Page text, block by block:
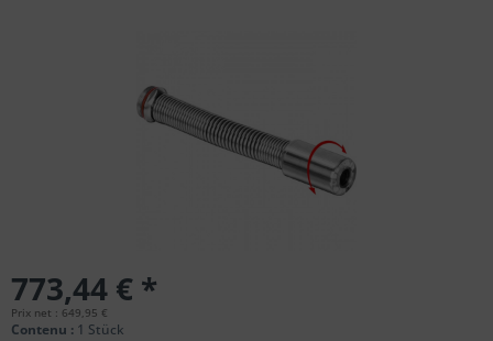
773,44 € *
Prix net : 649,95 €
Contenu : 1 Stück